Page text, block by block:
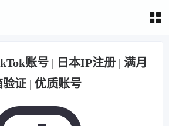
账号 | 日本IP注册 | 满月
证 | 优质账号